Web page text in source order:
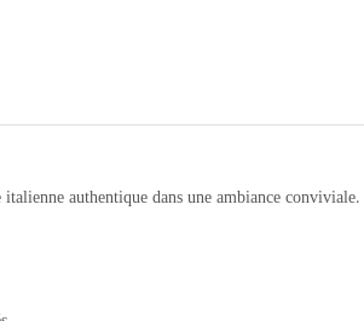
authentique dans une ambiance